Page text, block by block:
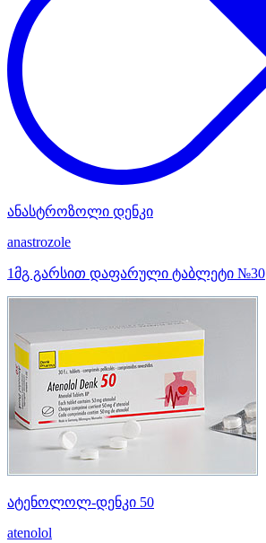
ანასტროზოლი დენკი
anastrozole
1მგ გარსით დაფარული ტაბლეტი №30
ატენოლოლ-დენკი 50
atenolol